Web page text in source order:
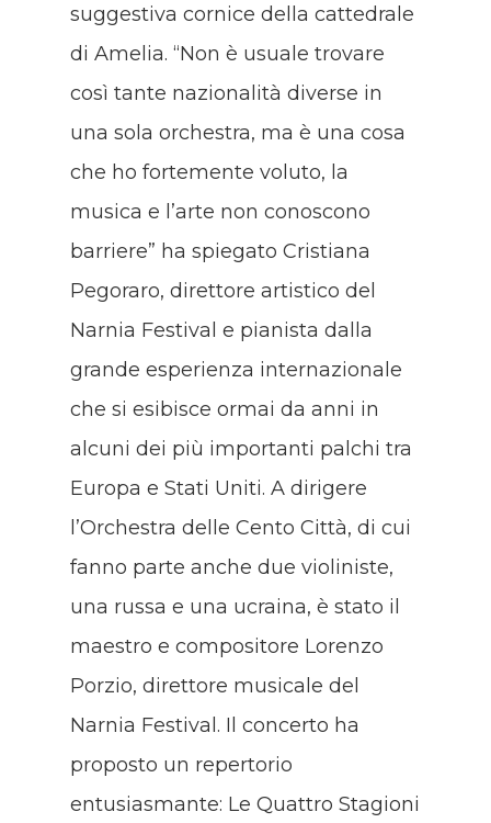
suggestiva cornice della cattedrale
di Amelia. “Non è usuale trovare
così tante nazionalità diverse in
una sola orchestra, ma è una cosa
che ho fortemente voluto, la
musica e l’arte non conoscono
barriere” ha spiegato Cristiana
Pegoraro, direttore artistico del
Narnia Festival e pianista dalla
grande esperienza internazionale
che si esibisce ormai da anni in
alcuni dei più importanti palchi tra
Europa e Stati Uniti. A dirigere
l’Orchestra delle Cento Città, di cui
fanno parte anche due violiniste,
una russa e una ucraina, è stato il
maestro e compositore Lorenzo
Porzio, direttore musicale del
Narnia Festival. Il concerto ha
proposto un repertorio
entusiasmante: Le Quattro Stagioni